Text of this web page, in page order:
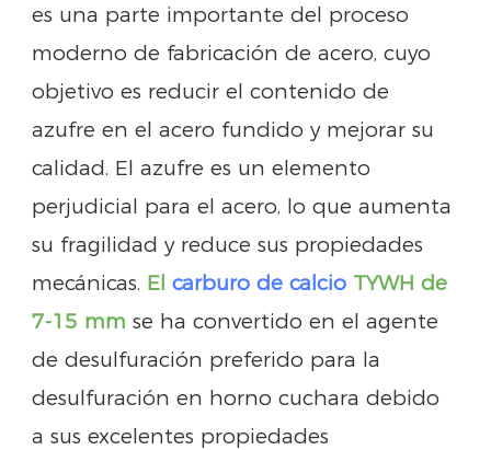
es una parte importante del proceso
moderno de fabricación de acero, cuyo
objetivo es reducir el contenido de
azufre en el acero fundido y mejorar su
calidad. El azufre es un elemento
perjudicial para el acero, lo que aumenta
su fragilidad y reduce sus propiedades
mecánicas. Elcarburo de calcio TYWH de
7-15 mm se ha convertido en el agente
de desulfuración preferido para la
desulfuración en horno cuchara debido
a sus excelentes propiedades